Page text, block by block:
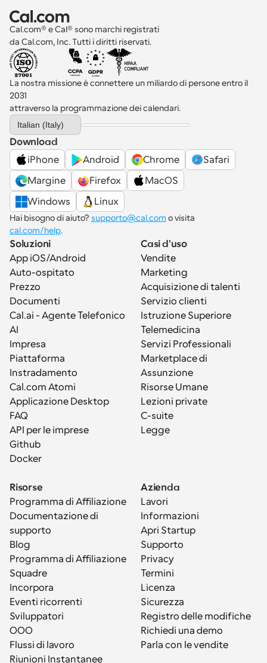
Cal.com® e Cal® sono marchi registrati
da Cal.com, Inc. Tutti i diritti riservati.
La nostra missione è connettere un miliardo di persone entro il
2031
attraverso la programmazione dei calendari.
Select Language
Italian (Italy)
Download
iPhone
Android Chrome
Safari
Margine
Firefox
MacOS
Windows
Linux
Hai bisogno di aiuto? supporto@cal.com
cal.com/help.
Soluzioni
App iOS/Android
Auto-ospitato
Prezzo
Documenti
Cal.ai - Agente Telefonico
AI
Impresa
Piattaforma
Instradamento
Cal.com Atomi
Applicazione Desktop
FAQ
API per le imprese
Github
Docker
Casi d'uso
Vendite
Marketing
Acquisizione di talenti
Servizio clienti
Istruzione Superiore
Telemedicina
Servizi Professionali
Marketplace di
Assunzione
Risorse Umane
Lezioni private
C-suite
Legge
Risorse
Programma di Affiliazione
Documentazione di
supporto
Blog
Programma di Affiliazione
Squadre
Incorpora
Eventi ricorrenti
Sviluppatori
OOO
Flussi di lavoro
Riunioni Instantanee
Azienda
Lavori
Informazioni
Apri Startup
Supporto
Privacy
Termini
Licenza
Sicurezza
Registro delle modifiche
Richiedi una demo
Parla con le vendite